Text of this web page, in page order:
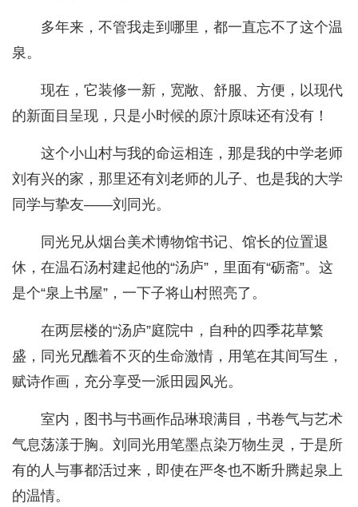
多年来，不管我走到哪里，都一直忘不了这个温
泉。
现在，它装修一新，宽敞、舒服、方便，以现代
的新面目呈现，只是小时候的原汁原味还有没有！
这个小山村与我的命运相连，那是我的中学老师
刘有兴的家，那里还有刘老师的儿子、也是我的大学
同学与挚友——刘同光。
同光兄从烟台美术博物馆书记、馆长的位置退
休，在温石汤村建起他的“汤庐”，里面有“砺斋”。这
是个“泉上书屋”，一下子将山村照亮了。
在两层楼的“汤庐”庭院中，自种的四季花草繁
盛，同光兄醮着不灭的生命激情，用笔在其间写生，
赋诗作画，充分享受一派田园风光。
室内，图书与书画作品琳琅满目，书卷气与艺术
气息荡漾于胸。刘同光用笔墨点染万物生灵，于是所
有的人与事都活过来，即使在严冬也不断升腾起泉上
的温情。